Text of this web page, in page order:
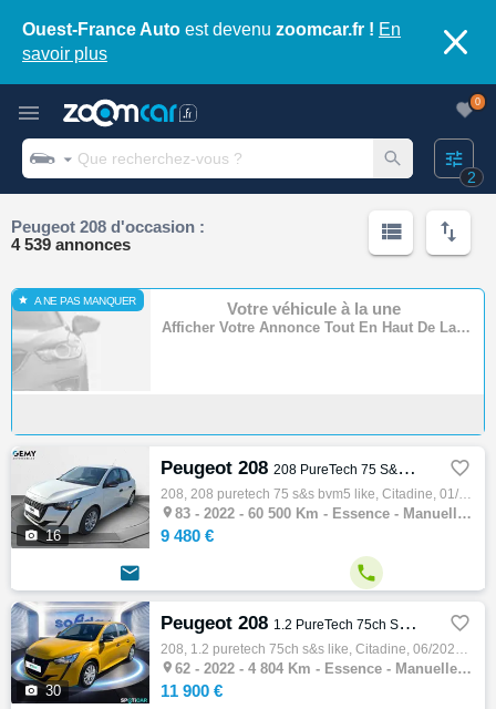
Ouest-France Auto est devenu zoomcar.fr ! En
savoir plus
2
0
Peugeot 208 d'occasion :
4 539 annonces
A NE PAS MANQUER Votre véhicule à la une
Afficher Votre Annonce Tout En Haut De La Page
 16
Peugeot 208 208 PureTech 75 S&S BVM5 Like 
208, 208 puretech 75 s&s bvm5 like, Citadine, 01/2022, 75ch, 4cv, 60500 km, 5 portes, 5 places, Clim. manuelle, Essence, Boite de vitesse m…
 83 - 2022 - 60 500 Km - Essence - Manuelle - Citadine
9 480 €
 
 30
Peugeot 208 1.2 PureTech 75ch S&S Like 
208, 1.2 puretech 75ch s&s like, Citadine, 06/2022, 75ch, 4cv, 4804 km, 5 portes, 5 places, Clim. manuelle, Essence, Boite de vitesse manue…
 62 - 2022 - 4 804 Km - Essence - Manuelle - Citadine
11 900 €